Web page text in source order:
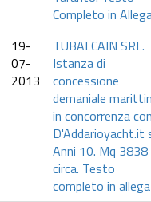
Completo in
19-
07-
2013
TUBALCAIN SRL.
Istanza di
concessione
demaniale
in concorrenza
D'Addarioyacht.it
Anni 10. Mq 3838
circa. Testo
completo in